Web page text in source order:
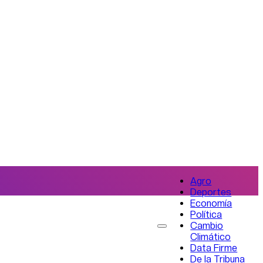
Agro
Deportes
Economía
Política
Cambio
Climático
Data Firme
De la Tribuna